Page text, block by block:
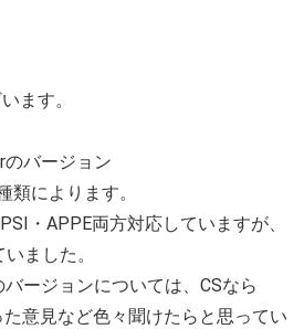
ます。
バージョン
類によります。
・APPE両方対応していますが、
ました。
ージョンについては、CSなら
意見など色々聞けたらと思ってい